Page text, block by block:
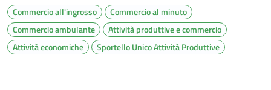
Commercio all'ingrosso
Commercio al minuto
Commercio ambulante
Attività produttive e commercio
Attività economiche
Sportello Unico Attività Produttive